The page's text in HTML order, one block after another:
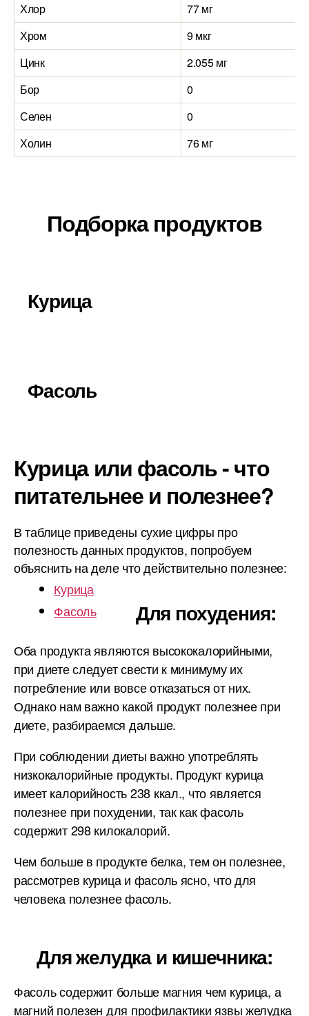
Хлор
77 мг
Хром
9 мкг
Цинк
2.055 мг
Бор
0
Селен
0
Холин
76 мг
Подборка продуктов
Курица
Фасоль
Курица или фасоль - что
питательнее и полезнее?
В таблице приведены сухие цифры про
полезность данных продуктов, попробуем
объяснить на деле что действительно полезнее:
Курица
Фасоль
Для похудения:
Оба продукта являются высококалорийными,
при диете следует свести к минимуму их
потребление или вовсе отказаться от них.
Однако нам важно какой продукт полезнее при
диете, разбираемся дальше.
При соблюдении диеты важно употреблять
низкокалорийные продукты. Продукт курица
имеет калорийность 238 ккал., что является
полезнее при похудении, так как фасоль
содержит 298 килокалорий.
Чем больше в продукте белка, тем он полезнее,
рассмотрев курица и фасоль ясно, что для
человека полезнее фасоль.
Для желудка и кишечника:
Фасоль содержит больше магния чем курица, а
магний полезен для профилактики язвы желудка